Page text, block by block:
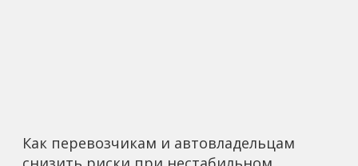
Как перевозчикам и автовладельцам